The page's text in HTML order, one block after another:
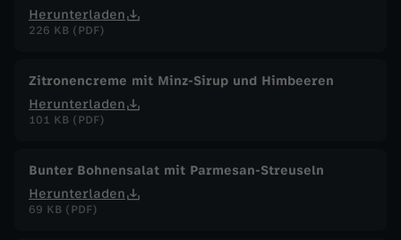
Herunterladen
226 KB (PDF)
Zitronencreme mit Minz-Sirup und Himbeeren
Herunterladen
101 KB (PDF)
Bunter Bohnensalat mit Parmesan-Streuseln
Herunterladen
69 KB (PDF)